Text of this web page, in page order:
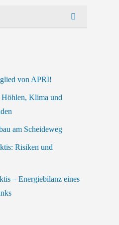
von APRI!
Klima und
am Scheideweg
Risiken und
– Energiebilanz eines